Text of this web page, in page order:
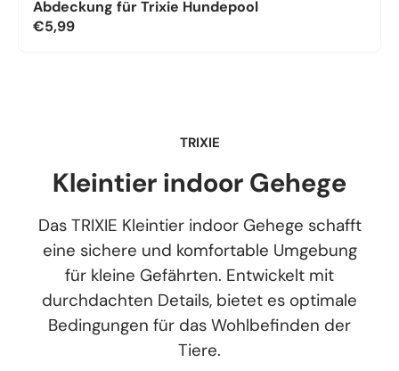
Abdeckung für Trixie Hundepool
€5,99
TRIXIE
Kleintier indoor Gehege
Das TRIXIE Kleintier indoor Gehege schafft
eine sichere und komfortable Umgebung
für kleine Gefährten. Entwickelt mit
durchdachten Details, bietet es optimale
Bedingungen für das Wohlbefinden der
Tiere.